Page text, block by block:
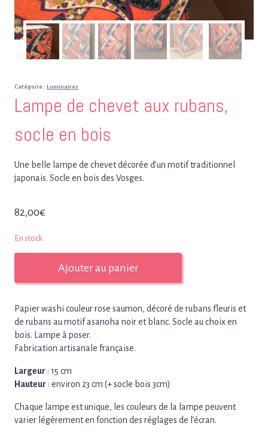
Catégorie : Luminaires
Lampe de chevet aux rubans,
socle en bois
Une belle lampe de chevet décorée d’un motif traditionnel
japonais. Socle en bois des Vosges.
82,00€
En stock
Lampe
chevet
aux
rubans,
socle
bois
Ajouter au panier
Papier washi couleur rose saumon, décoré de rubans fleuris et
de rubans au motif asanoha noir et blanc. Socle au choix en
bois. Lampe à poser.
Fabrication artisanale française.
Largeur : 15 cm
Hauteur : environ 23 cm (+ socle bois 3cm)
Chaque lampe est unique, les couleurs de la lampe peuvent
varier légèrement en fonction des réglages de l’écran.